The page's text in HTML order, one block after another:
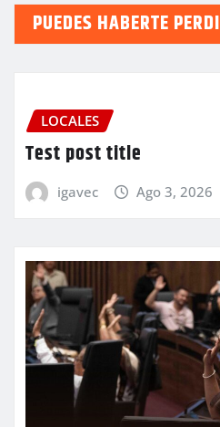
PUEDES HABERTE
LOCALES
Test post title
igavec Ago 3, 2026